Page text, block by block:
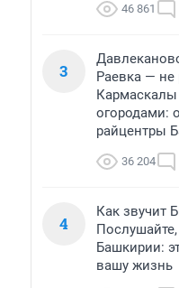
46 861
3
Раевка —
огородами:
райцентры
36 204
4
Как звучит
Башкирии:
вашу жизнь